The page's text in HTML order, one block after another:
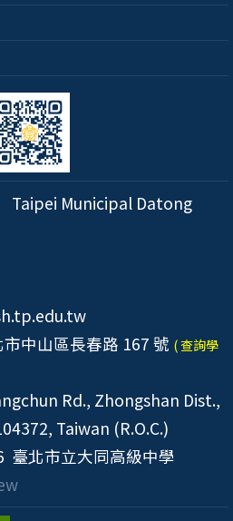
Taipei Municipal Datong
中山區長春路 167 號 ( 查詢學
Rd., Zhongshan Dist.,
Taiwan (R.O.C.)
臺北市立大同高級中學